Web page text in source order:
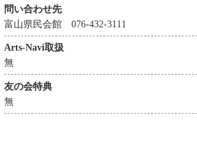
問い合わせ先
富山県民会館 076-432-3111
Arts-Navi取扱
無
友の会特典
無